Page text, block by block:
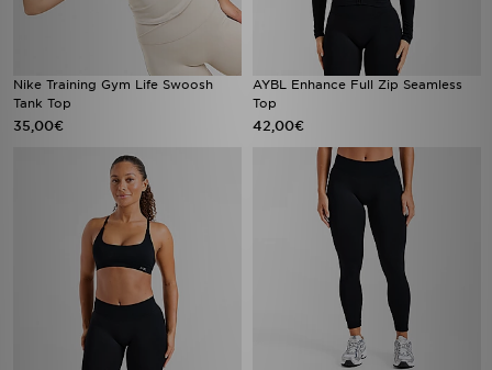
Nike Training Gym Life Swoosh
Tank Top
35,00€
AYBL Enhance Full Zip Seamless
Top
42,00€